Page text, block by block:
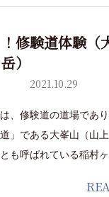
修験道体験（
）
2021.10.29
、修験道の道場であ
」である大峯山（山
も呼ばれている稲村ヶ